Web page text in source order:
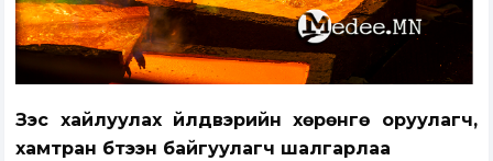
Зэс хайлуулах үйлдвэрийн хөрөнгө оруулагч,
хамтран бүтээн байгуулагч шалгарлаа